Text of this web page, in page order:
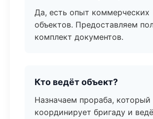
Да, есть опыт коммерческих
объектов. Предоставляем
комплект документов.
Кто ведёт объект?
Назначаем прораба, который
координирует бригаду и